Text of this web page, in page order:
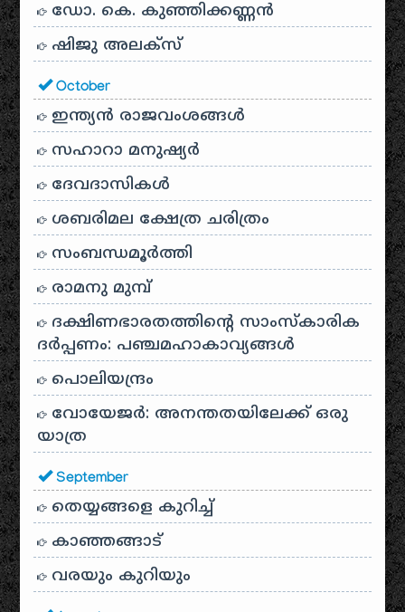
ഡോ. കെ. കുഞ്ഞിക്കണ്ണൻ
ഷിജു അലക്സ്
October
ഇന്ത്യൻ രാജവംശങ്ങൾ
സഹാറാ മനുഷ്യർ
ദേവദാസികൾ
ശബരിമല ക്ഷേത്ര ചരിത്രം
സംബന്ധമൂർത്തി
രാമനു മുമ്പ്
ദക്ഷിണഭാരതത്തിൻ്റെ സാംസ്കാരിക
ദർപ്പണം: പഞ്ചമഹാകാവ്യങ്ങൾ
പൊലിയന്ദ്രം
വോയേജർ: അനന്തതയിലേക്ക് ഒരു
യാത്ര
September
തെയ്യങ്ങളെ കുറിച്ച്
കാഞ്ഞങ്ങാട്
വരയും കുറിയും